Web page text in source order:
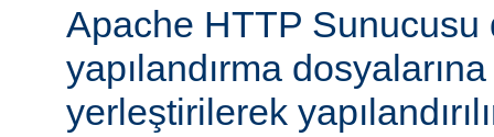
Apache HTTP Sunucusu
yapılandırma
yerleştirilerek